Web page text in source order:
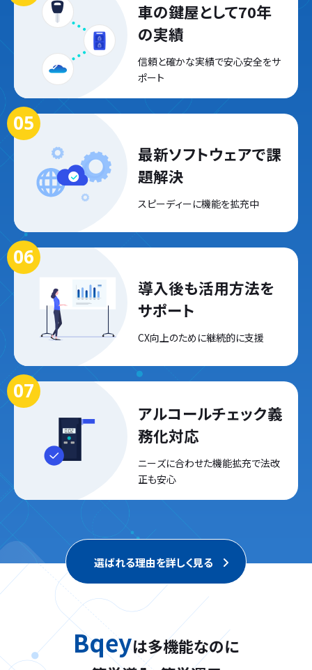
車の鍵屋として70年
の実績
信頼と確かな実績で安心安全をサ
ポート
最新ソフトウェアで課
題解決
スピーディーに機能を拡充中
導入後も活用方法を
サポート
CX向上のために継続的に支援
アルコールチェック義
務化対応
ニーズに合わせた機能拡充で法改
正も安心
選ばれる理由を詳しく見る
Bqeyは多機能なのに